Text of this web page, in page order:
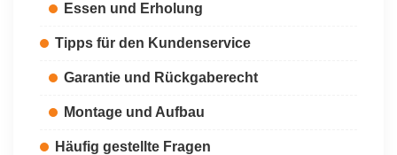
Essen und Erholung
Tipps für den Kundenservice
Garantie und Rückgaberecht
Montage und Aufbau
Häufig gestellte Fragen